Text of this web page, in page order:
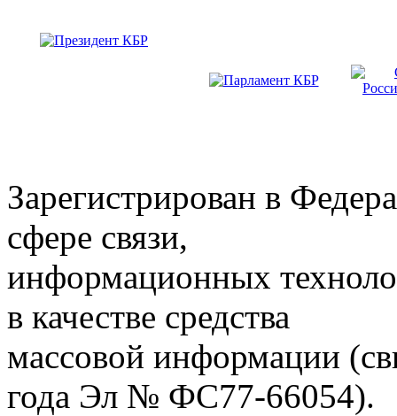
Зарегистрирован в
сфере связи,
информационных
в качестве средства
массовой информации
года Эл № ФС77-66054).